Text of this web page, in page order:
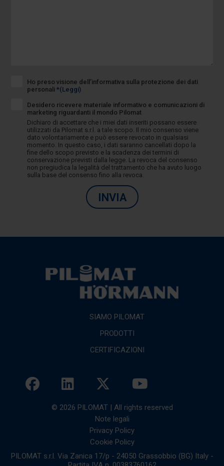
Ho preso visione dell’informativa sulla protezione dei dati
personali *(Leggi)
Desidero ricevere materiale informativo e comunicazioni di
marketing riguardanti il mondo Pilomat
Dichiaro di accettare che i miei dati inseriti possano essere
utilizzati da Pilomat s.r.l. a tale scopo. Il mio consenso viene
dato volontariamente e può essere revocato in qualsiasi
momento. In questo caso, i dati saranno cancellati dopo la
fine dello scopo previsto e la scadenza dei termini di
conservazione previsti dalla legge. La revoca del consenso
non pregiudica la legalità del trattamento che ha avuto luogo
sulla base del consenso fino alla revoca.
INVIA
SIAMO PILOMAT
PRODOTTI
CERTIFICAZIONI
© 2026 PILOMAT | All rights reserved
Note legali
Privacy Policy
Cookie Policy
PILOMAT s.r.l. Via Zanica 17/p - 24050 Grassobbio (BG) Italy -